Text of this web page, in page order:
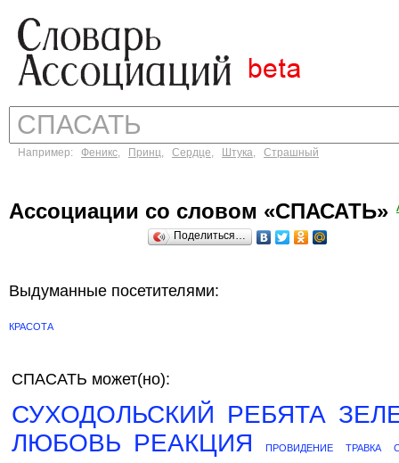
Например: Феникс, Принц, Сердце, Штука, Страшный
Ассоциации со словом «СПАСАТЬ»
Поделиться…
Выдуманные посетителями:
КРАСОТА
СПАСАТЬ может(но):
СУХОДОЛЬСКИЙ РЕБЯТА
ЛЮБОВЬ РЕАКЦИЯ ПРОВИДЕНИЕ ТРАВКА